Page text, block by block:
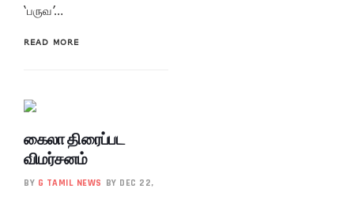
‘பருவ’…
READ MORE
கைலா திரைப்பட
விமர்சனம்
BY G TAMIL NEWS BY DEC 22,